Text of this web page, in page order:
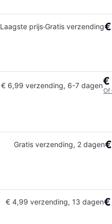
Laagste prijs·Gratis verzending
€ 6,99 verzending, 6-7 dagen€
Of
Gratis verzending, 2 dagen
€ 4,99 verzending, 13 dagen